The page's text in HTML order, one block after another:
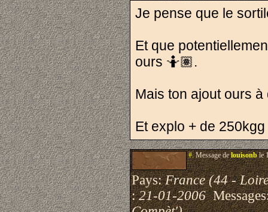
Je pense que le
Et que
ours 🤷🏽.
Mais ton ajout ours
Et explo + de 250kgg
#.Message delouisonble
Pays:France (44 -
:21-01-2006